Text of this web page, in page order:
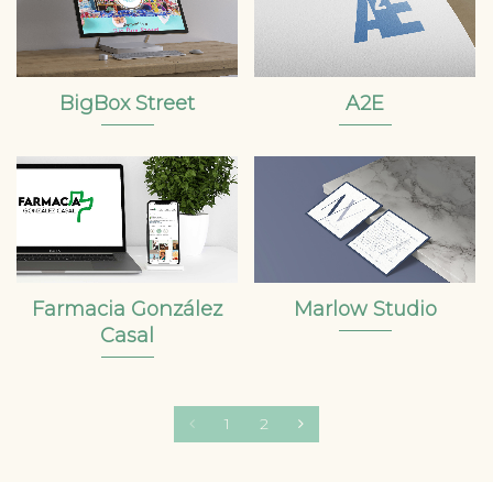
BigBox Street A2E
Farmacia González
Casal
Marlow Studio
1 2